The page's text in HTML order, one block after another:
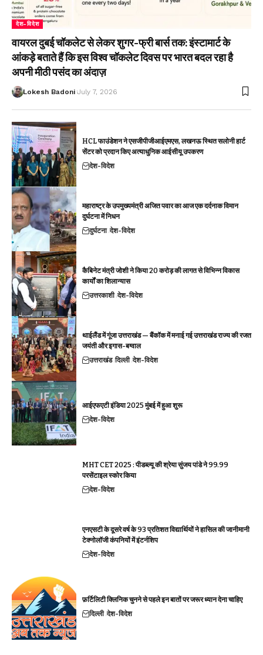
देश-विदेश
वायरल दुबई चॉकलेट से लेकर शुगर-फ्री बार्स तक: इंस्टामार्ट के
आंकड़े बताते हैं कि इस विश्व चॉकलेट दिवस पर भारत बदल रहा है
अपनी मीठी पसंद का अंदाज़
Lokesh Badoni July 7, 2026
HCL फाउंडेशन ने एसजीपीजीआईएमएस, लखनऊ स्थित सलोनी हार्ट
सेंटर को प्रदान किए अत्याधुनिक आईसीयू उपकरण
देश-विदेश
महाराष्ट्र के उपमुख्यमंत्री अजित पवार का आज एक दर्दनाक विमान
दुर्घटना में निधन
दुर्घटना देश-विदेश
कैबिनेट मंत्री जोशी ने किया 20 करोड़ की लागत से विभिन्न विकास
कार्यों का शिलान्यास
उत्तरकाशी देश-विदेश
थाईलैंड में गूंजा उत्तराखंड — बैंकॉक में मनाई गई उत्तराखंड राज्य की रजत
जयंती और इगास-बग्वाल
उत्तराखंड दिल्ली देश-विदेश
आईएफएटी इंडिया 2025 मुंबई में हुआ शुरू
देश-विदेश
MHT CET 2025 : पीडब्ल्यू की श्रेया सुंजय पांडे ने 99.99
परसेंटाइल स्कोर किया
देश-विदेश
एनएसटी के दूसरे वर्ष के 93 प्रतिशत विद्यार्थियों ने हासिल की जानीमानी
टेक्नोलॉजी कंपनियों में इंटर्नशिप
देश-विदेश
फ़र्टिलिटी क्लिनिक चुनने से पहले इन बातों पर जरूर ध्यान देना चाहिए
दिल्ली देश-विदेश